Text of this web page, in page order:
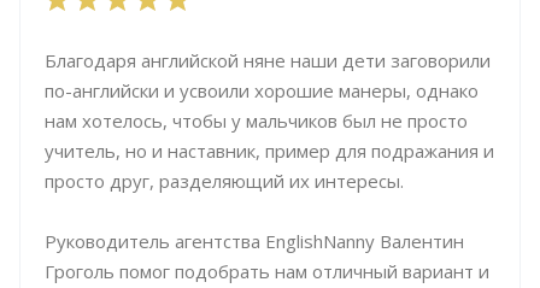
Благодаря английской няне наши дети заговорили
по-английски и усвоили хорошие манеры, однако
нам хотелось, чтобы у мальчиков был не просто
учитель, но и наставник, пример для подражания и
просто друг, разделяющий их интересы.
Руководитель агентства EnglishNanny Валентин
Гроголь помог подобрать нам отличный вариант и